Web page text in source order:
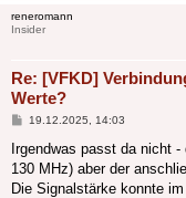
reneromann
Insider
Re: [VFKD]
Werte?
Beitrag
19.12.2025, 14:03
Irgendwas passt da nicht -
130 MHz) aber der
Die Signalstärke konnte